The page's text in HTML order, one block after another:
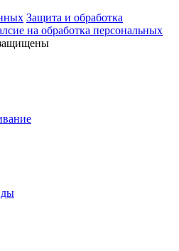
Защита и обработка
на обработка персональных